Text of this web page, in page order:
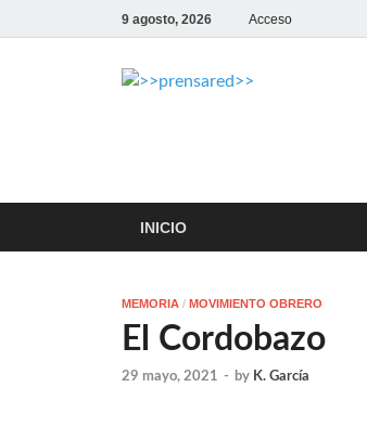
9 agosto, 2026 Acceso
INICIO
MEMORIA / MOVIMIENTO OBRERO
El Cordobazo
29 mayo, 2021 - by K. García